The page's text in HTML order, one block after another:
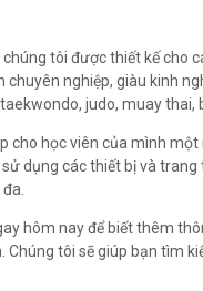
tôi được thiết kế cho
chuyên nghiệp, giàu kinh
judo, muay thai,
cho học viên của mình
dụng các thiết bị và
hôm nay để biết thêm
Chúng tôi sẽ giúp bạn tìm